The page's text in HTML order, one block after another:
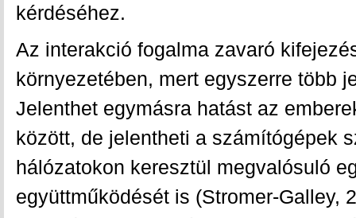
kérdéséhez.
Az interakció fogalma zavaró
környezetében, mert egyszerre több
Jelenthet egymásra hatást az
között, de jelentheti a számítógépek
hálózatokon keresztül megvalósuló
együttműködését is (Stromer-Galley,